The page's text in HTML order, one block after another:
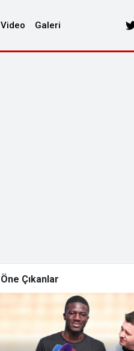
Video Galeri
Öne Çıkanlar